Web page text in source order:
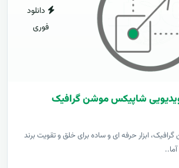
دانلود
فوری
گرافیک، ابزار حرفه ای و ساده برای خلق و تقویت برند